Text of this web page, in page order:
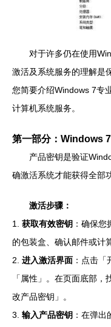
对于许多仍在使用
激活及系统服务的理解是
您简要介绍Windows 7专
计算机系统服务。
第一部分：Windows
产品密钥是验证
确激活系统才能获得全部
激活步骤：
1. 获取有效密钥 ：确保
的包装盒、确认邮件或计
2. 进入激活界面 ：点击
「属性」。在页面底部
改产品密钥」。
3. 输入产品密钥 ：在弹